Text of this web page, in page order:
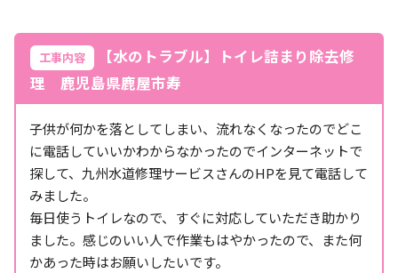
工事内容
【水のトラブル】トイレ詰まり除去修
理 鹿児島県鹿屋市寿
子供が何かを落としてしまい、流れなくなったのでどこ
に電話していいかわからなかったのでインターネットで
探して、九州水道修理サービスさんのHPを見て電話して
みました。
毎日使うトイレなので、すぐに対応していただき助かり
ました。感じのいい人で作業もはやかったので、また何
かあった時はお願いしたいです。